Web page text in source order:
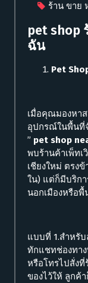
ร้าน ขาย
pet shop
ฉัน
Pet
เมื่อคุณมองหา
อุปกรณ์ในพื้นที่
” pet shop
พบร้านค้าเพ็ทเ
เชียงใหม่ ตรง
ใน) แต่ก็มีบริก
นอกเมืองหรือ
แบบที่ 1.สำหรั
ทักแชทช่องทาง
หรือโทรไปสั่งที่
ของไว้ให้ ลูกค้